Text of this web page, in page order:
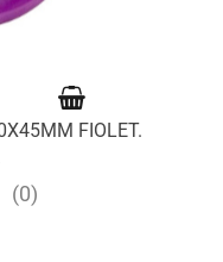
FIOLET.
(0)